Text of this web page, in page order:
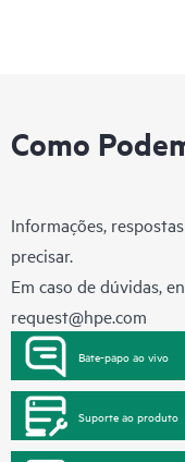
Como
Informações,
precisar.
Em caso de dúvidas,
request@hpe.com
Bate-papo ao vivo
Suporte ao produto